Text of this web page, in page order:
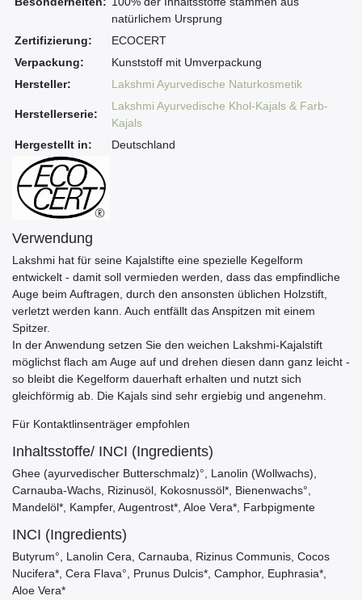
natürlichem Ursprung
Zertifizierung:
ECOCERT
Verpackung:
Kunststoff mit Umverpackung
Hersteller:
Lakshmi Ayurvedische Naturkosmetik
Herstellerserie:
Lakshmi Ayurvedische Khol-Kajals & Farb-
Kajals
Hergestellt in:
Deutschland
Verwendung
Lakshmi hat für seine Kajalstifte eine spezielle Kegelform
entwickelt - damit soll vermieden werden, dass das empfindliche
Auge beim Auftragen, durch den ansonsten üblichen Holzstift,
verletzt werden kann. Auch entfällt das Anspitzen mit einem
Spitzer.
In der Anwendung setzen Sie den weichen Lakshmi-Kajalstift
möglichst flach am Auge auf und drehen diesen dann ganz leicht -
so bleibt die Kegelform dauerhaft erhalten und nutzt sich
gleichförmig ab. Die Kajals sind sehr ergiebig und angenehm.
Für Kontaktlinsenträger empfohlen
Inhaltsstoffe/ INCI (Ingredients)
Ghee (ayurvedischer Butterschmalz)°, Lanolin (Wollwachs),
Carnauba-Wachs, Rizinusöl, Kokosnussöl*, Bienenwachs°,
Mandelöl*, Kampfer, Augentrost*, Aloe Vera*, Farbpigmente
INCI (Ingredients)
Butyrum°, Lanolin Cera, Carnauba, Rizinus Communis, Cocos
Nucifera*, Cera Flava°, Prunus Dulcis*, Camphor, Euphrasia*,
Aloe Vera*